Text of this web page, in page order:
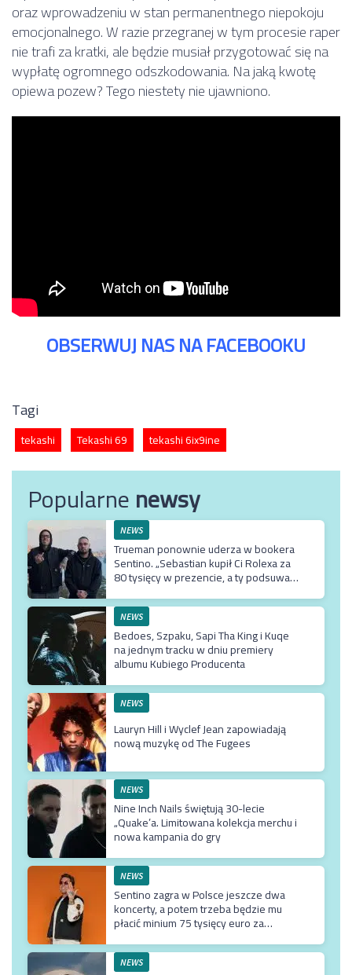
oraz wprowadzeniu w stan permanentnego niepokoju
emocjonalnego. W razie przegranej w tym procesie raper
nie trafi za kratki, ale będzie musiał przygotować się na
wypłatę ogromnego odszkodowania. Na jaką kwotę
opiewa pozew? Tego niestety nie ujawniono.
OBSERWUJ NAS NA FACEBOOKU
Tagi
tekashi Tekashi 69 tekashi 6ix9ine
Popularnenewsy
NEWS
Trueman ponownie uderza w bookera
Sentino. „Sebastian kupił Ci Rolexa za
80 tysięcy w prezencie, a ty podsuwasz
NEWS
Bedoes, Szpaku, Sapi Tha King i Kuqe
na jednym tracku w dniu premiery
albumu Kubiego Producenta
NEWS
Lauryn Hill i Wyclef Jean zapowiadają
nową muzykę od The Fugees
NEWS
Nine Inch Nails świętują 30-lecie
„Quake’a. Limitowana kolekcja merchu i
nowa kampania do gry
NEWS
Sentino zagra w Polsce jeszcze dwa
koncerty, a potem trzeba będzie mu
płacić minium 75 tysięcy euro za
NEWS